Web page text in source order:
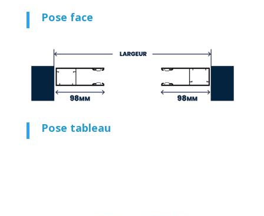
Pose face
Pose tableau